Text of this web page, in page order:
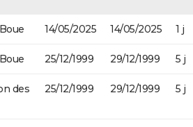
14/05/2025 14/05/2025 1 j
25/12/1999 29/12/1999 5 j
des
25/12/1999 29/12/1999 5 j